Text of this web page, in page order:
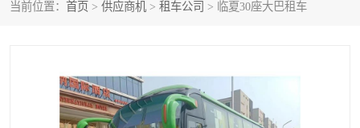
当前位置： 首页 > 供应商机 > 租车公司 > 临夏30座大巴租车
大巴车